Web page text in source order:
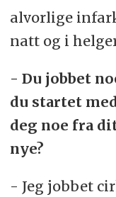
alvorlige
natt og i
- Du jobbet
du startet
deg noe fra
nye?
- Jeg jobbet